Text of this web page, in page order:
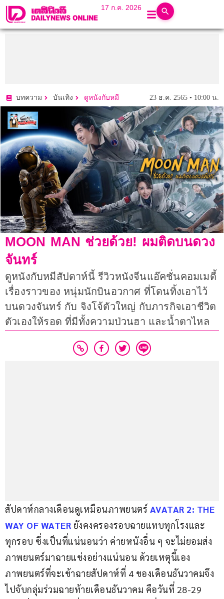
17 ก.ค. 2026
บทความ บันเทิง ดูหนังกับหมี 23 ธ.ค. 2565 • 10:00 น.
MOON MAN ช่วยด้วย! ผมติดบนดวง
จันทร์
ดูหนังกับหมีสัปดาห์นี้ รีวิวหนังจีนแอ๊คชั่นคอมเมดี้
เรื่องราวของ หนุ่มนักบินอวกาศ ที่โดนทิ้งเอาไว้
บนดวงจันทร์ กับ จิงโจ้ตัวใหญ่ กับภารกิจเอาชีวิต
ตัวเองให้รอด ที่มีทั้งความป่วนฮา และน้ำตาไหล
สัปดาห์กลางเดือนดูเหมือนภาพยนตร์ AVATAR 2: THE
WAY OF WATER ยังคงครองรอบฉายแทบทุกโรงและ
ทุกรอบ ซึ่งเป็นที่แน่นอนว่า ค่ายหนังอื่น ๆ จะไม่ยอมส่ง
ภาพยนตร์มาฉายแข่งอย่างแน่นอน ด้วยเหตุนี้เอง
ภาพยนตร์ที่จะเข้าฉายสัปดาห์ที่ 4 ของเดือนธันวาคมจึง
ไปจับกลุ่มร่วมฉายท้ายเดือนธันวาคม คือวันที่ 28-29